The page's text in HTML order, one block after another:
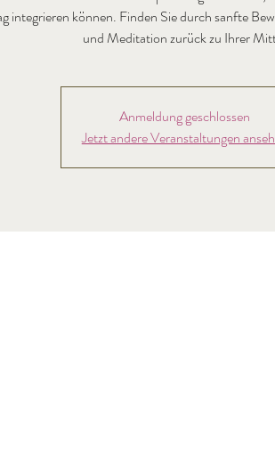
integrieren können. Finden Sie durch sanfte
und Meditation zurück zu Ihrer
Anmeldung geschlossen
Jetzt andere Veranstaltungen